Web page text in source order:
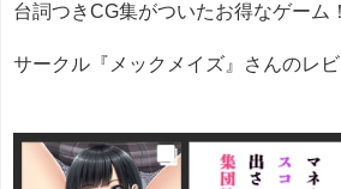
台詞つきCG集がついたお得なゲーム！
サークル『メックメイズ』さんのレビ